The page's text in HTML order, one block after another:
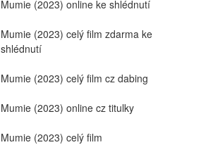
Mumie (2023) online ke shlédnutí
Mumie (2023) celý film zdarma ke
shlédnutí
Mumie (2023) celý film cz dabing
Mumie (2023) online cz titulky
Mumie (2023) celý film